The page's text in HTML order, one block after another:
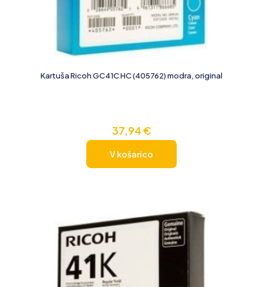
Kartuša Ricoh GC41C HC (405762) modra, original
37,94€
V košarico